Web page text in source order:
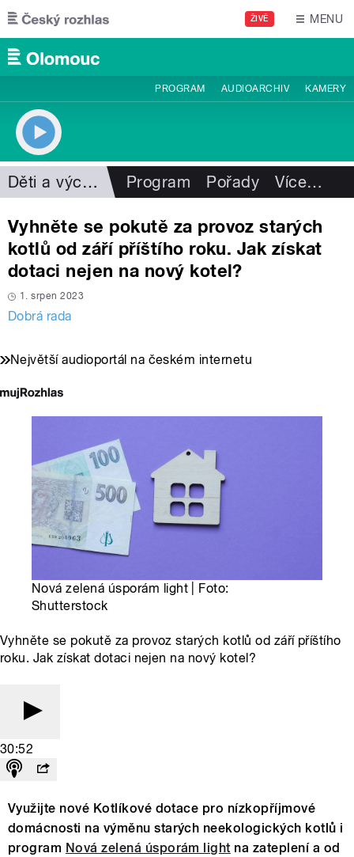
Přejít k hlavnímu obsahu
ŽIVĚ MENU
PROGRAM AUDIOARCHIV KAMERY
Děti a výchova Program Pořady Více…
Vyhněte se pokutě za provoz starých
kotlů od září příštího roku. Jak získat
dotaci nejen na nový kotel?
1. srpen 2023
Dobrá rada
Největší audioportál na českém internetu
Nová zelená úsporám light | Foto:
Shutterstock
Vyhněte se pokutě za provoz starých kotlů od září příštího
roku. Jak získat dotaci nejen na nový kotel?
30:52
Využijte nové Kotlíkové dotace pro nízkopříjmové
domácnosti na výměnu starých neekologických kotlů i
program Nová zelená úsporám light na zateplení a od